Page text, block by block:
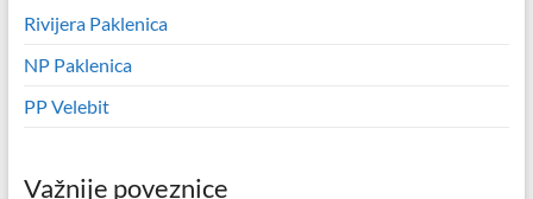
Rivijera Paklenica
NP Paklenica
PP Velebit
Važnije poveznice